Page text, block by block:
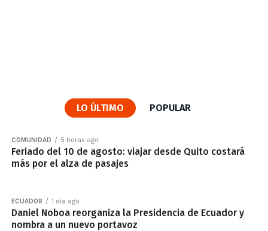
LO ÚLTIMO POPULAR
COMUNIDAD 5 horas ago
Feriado del 10 de agosto: viajar desde Quito costará
más por el alza de pasajes
ECUADOR 1 día ago
Daniel Noboa reorganiza la Presidencia de Ecuador y
nombra a un nuevo portavoz